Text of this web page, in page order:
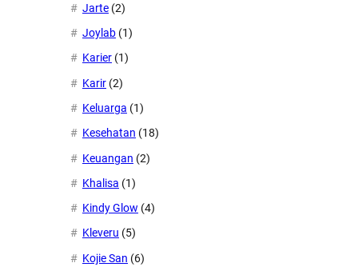
Jarte (2)
Joylab (1)
Karier (1)
Karir (2)
Keluarga (1)
Kesehatan (18)
Keuangan (2)
Khalisa (1)
Kindy Glow (4)
Kleveru (5)
Kojie San (6)